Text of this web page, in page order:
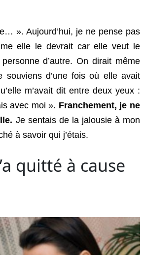
». Aujourd’hui, je ne pense pas
elle le devrait car elle veut le
d’autre. On dirait même
d’une fois où elle avait
m’avait dit entre deux yeux :
avec moi ». Franchement, je ne
Je sentais de la jalousie à mon
à savoir qui j’étais.
quitté à cause